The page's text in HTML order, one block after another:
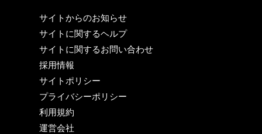
サイトからのお知らせ
サイトに関するヘルプ
サイトに関するお問い合わせ
採用情報
サイトポリシー
プライバシーポリシー
利用規約
運営会社